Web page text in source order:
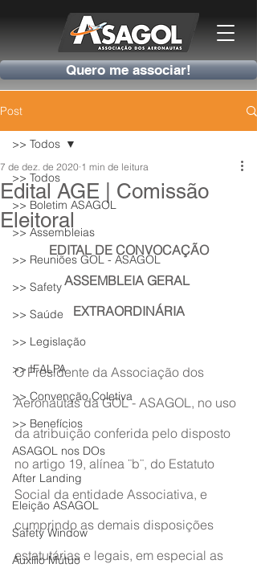
Quero me associar!
Post
>> Todos
>> Boletim ASAGOL
>> Assembleias
>> Reuniões GOL - ASAGOL
>> Safety
>> Saúde
>> Legislação
>> IFALPA
>> Convenção Coletiva
>> Benefícios
ASAGOL nos DOs
After Landing
Eleição ASAGOL
Safety Window
Auxílio Mútuo
>> Todos
Edital AGE | Comissão
Eleitoral
7 de dez. de 2020 1 min de leitura
EDITAL DE CONVOCAÇÃO
ASSEMBLEIA GERAL
EXTRAORDINÁRIA
O Presidente da Associação dos
Aeronautas da GOL - ASAGOL, no uso
da atribuição conferida pelo disposto
no artigo 19, alínea ¨b¨, do Estatuto
Social da entidade Associativa, e
cumprindo as demais disposições
estatutárias e legais, em especial as